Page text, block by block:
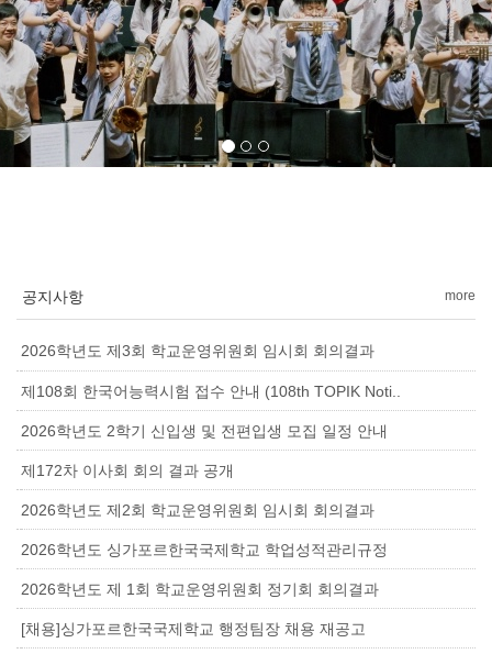
공지사항 more
2026학년도 제3회 학교운영위원회 임시회 회의결과
제108회 한국어능력시험 접수 안내 (108th TOPIK Noti..
2026학년도 2학기 신입생 및 전편입생 모집 일정 안내
제172차 이사회 회의 결과 공개
2026학년도 제2회 학교운영위원회 임시회 회의결과
2026학년도 싱가포르한국국제학교 학업성적관리규정
2026학년도 제 1회 학교운영위원회 정기회 회의결과
[채용]싱가포르한국국제학교 행정팀장 채용 재공고